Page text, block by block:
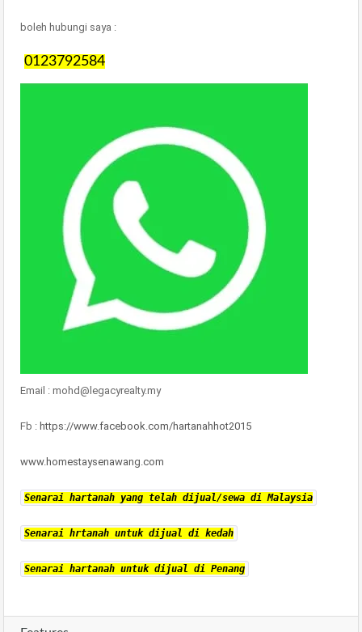
boleh hubungi saya :
0123792584
Email : mohd@legacyrealty.my
Fb : https://www.facebook.com/hartanahhot2015
www.homestaysenawang.com
Senarai hartanah yang telah dijual/sewa di Malaysia
Senarai hrtanah untuk dijual di kedah
Senarai hartanah untuk dijual di Penang